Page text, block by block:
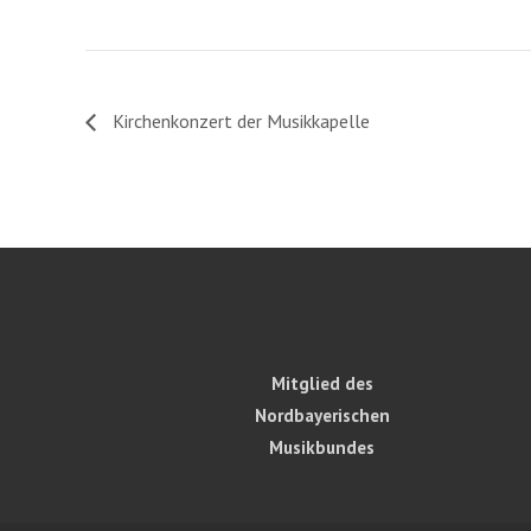
Kirchenkonzert der Musikkapelle
Mitglied des
Nordbayerischen
Musikbundes